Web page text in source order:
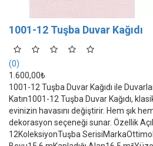
1001-12 Tuşba Duvar Kağıdı
(0)
1.600,00₺
1001-12 Tuşba Duvar Kağıdı ile
Katın1001-12 Tuşba Duvar Kağıdı,
evinizin havasını değiştirir. Hem şık
dekorasyon seçeneği sunar. Özellik
12KoleksiyonTuşba